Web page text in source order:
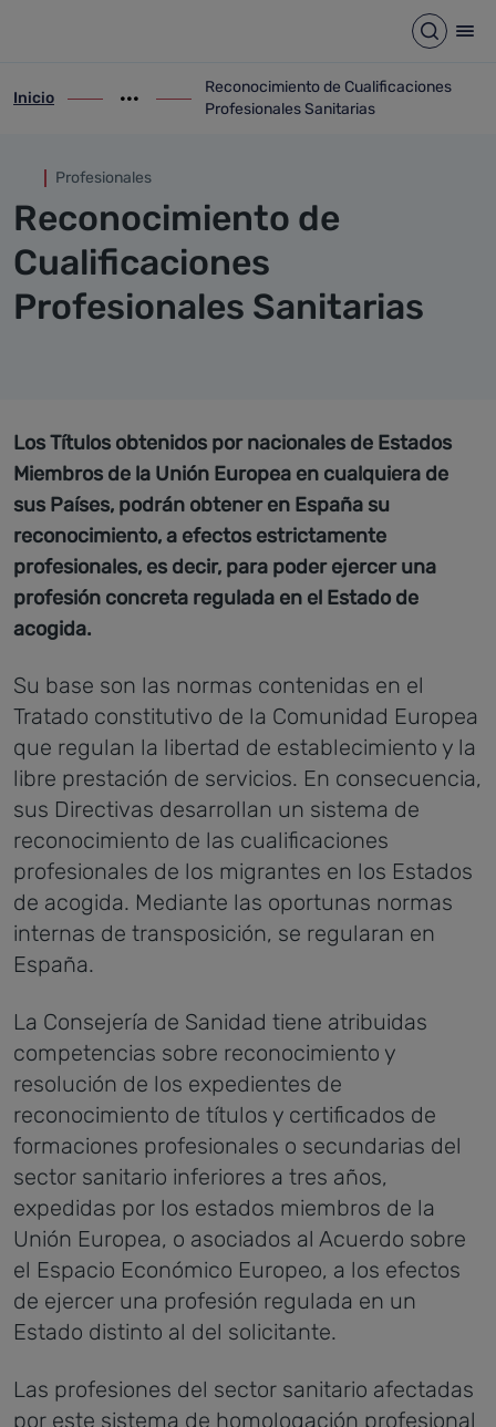
Reconocimiento de Abrir
ir-a inicio
Inicio
Mostrar opciones del camino de migas
ir-a Reconocimiento de Cualificaciones
Reconocimiento de Cualificaciones
Profesionales Sanitarias
Profesionales
Reconocimiento de
Cualificaciones
Profesionales Sanitarias
Los Títulos obtenidos por nacionales de Estados
Miembros de la Unión Europea en cualquiera de
sus Países, podrán obtener en España su
reconocimiento, a efectos estrictamente
profesionales, es decir, para poder ejercer una
profesión concreta regulada en el Estado de
acogida.
Su base son las normas contenidas en el
Tratado constitutivo de la Comunidad Europea
que regulan la libertad de establecimiento y la
libre prestación de servicios. En consecuencia,
sus Directivas desarrollan un sistema de
reconocimiento de las cualificaciones
profesionales de los migrantes en los Estados
de acogida. Mediante las oportunas normas
internas de transposición, se regularan en
España.
La Consejería de Sanidad tiene atribuidas
competencias sobre reconocimiento y
resolución de los expedientes de
reconocimiento de títulos y certificados de
formaciones profesionales o secundarias del
sector sanitario inferiores a tres años,
expedidas por los estados miembros de la
Unión Europea, o asociados al Acuerdo sobre
el Espacio Económico Europeo, a los efectos
de ejercer una profesión regulada en un
Estado distinto al del solicitante.
Las profesiones del sector sanitario afectadas
por este sistema de homologación profesional